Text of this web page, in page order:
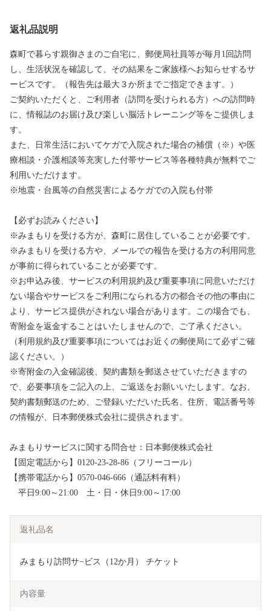
返礼品説明
森町で暮らす親御さまのご自宅に、郵便局社員等が毎月1回訪問
し、生活状況を確認して、その結果をご家族様へお知らせするサ
ービスです。（報告先は最大３か所までご指定できます。）
ご契約いただくと、ご利用者（訪問を受けられる方）への訪問時
に、情報誌のお届け及び楽しい脳活トレーニング等をご提供しま
す。
また、日常生活においてケガで入院された場合の補償（※）や医
療相談・介護相談等充実した付帯サービス等各種特典が無料でご
利用いただけます。
※地震・台風等の自然災害によるケガでの入院も付帯
【必ずお読みください】
※みまもりを受ける方が、森町に居住していることが必要です。
※みまもりを受ける方や、メールでの報告を受ける方の利用同意
が事前に得られていることが必要です。
※お申込み後、サービスの利用規約及び重要事項に同意いただけ
ない場合やサービスをご利用になられる方の都合その他の事由に
より、サービス提供がされない場合があります。この場合でも、
寄附金を返金することはいたしませんので、ご了承ください。
（利用規約及び重要事項についてはお近くの郵便局にて必ずご確
認ください。）
※寄附金の入金確認後、契約書類を郵送させていただきますの
で、必要事項をご記入の上、ご返送をお願いいたします。なお、
契約書類郵送のため、ご登録いただいた氏名、住所、電話番号等
の情報が、日本郵便株式会社に提供されます。
みまもりサービスに関する問合せ：日本郵便株式会社
【固定電話から】0120-23-28-86（フリーコール）
【携帯電話から】0570-046-666（通話料有料）
平日9:00～21:00 土・日・休日9:00～17:00
返礼品名
みまもり訪問サ−ビス（12か月） チケット
内容量